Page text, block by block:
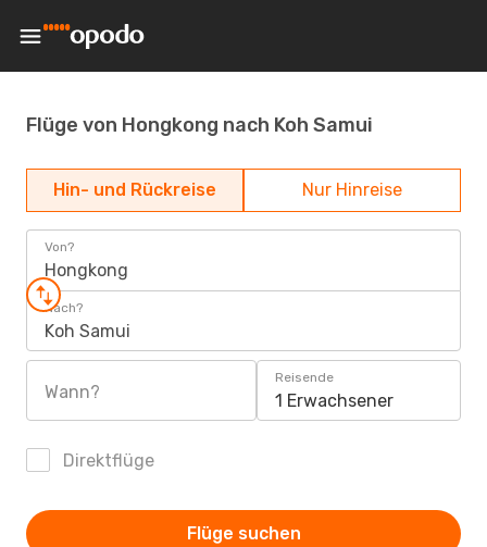
Flüge von Hongkong nach Koh Samui
Hin- und Rückreise Nur Hinreise
Von?
Hongkong
Nach?
Koh Samui
Wann?
Reisende
1 Erwachsener
Direktflüge
Flüge suchen